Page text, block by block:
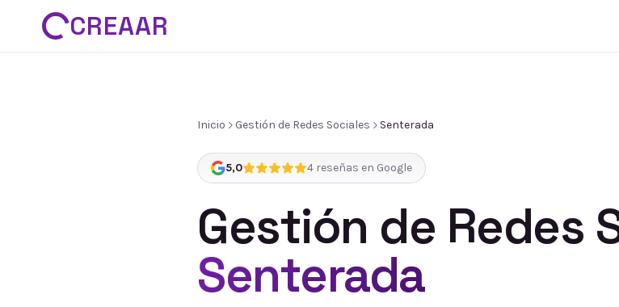
CREAAR
Inicio Gestión de Redes Sociales Senterada
5,0 4 reseñas en Google
Gestión de Redes
Senterada